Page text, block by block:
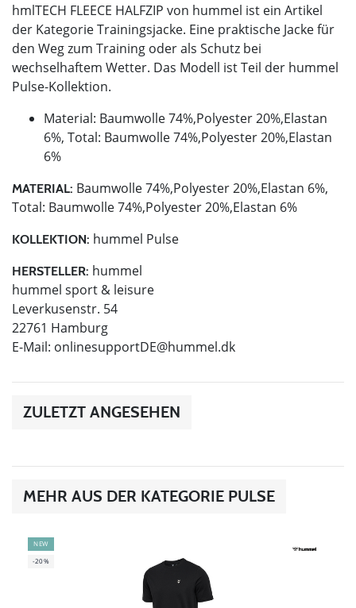
hmlTECH FLEECE HALFZIP von hummel ist ein Artikel
der Kategorie Trainingsjacke. Eine praktische Jacke für
den Weg zum Training oder als Schutz bei
wechselhaftem Wetter. Das Modell ist Teil der hummel
Pulse-Kollektion.
Material: Baumwolle 74%,Polyester 20%,Elastan
6%, Total: Baumwolle 74%,Polyester 20%,Elastan
6%
MATERIAL: Baumwolle 74%,Polyester 20%,Elastan 6%,
Total: Baumwolle 74%,Polyester 20%,Elastan 6%
KOLLEKTION: hummel Pulse
HERSTELLER: hummel
hummel sport & leisure
Leverkusenstr. 54
22761 Hamburg
E-Mail: onlinesupportDE@hummel.dk
ZULETZT ANGESEHEN
MEHR AUS DER KATEGORIE PULSE
NEW
-20%